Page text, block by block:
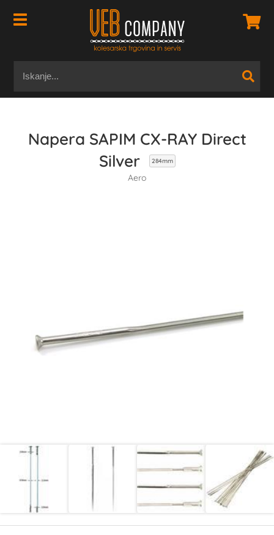
Napera SAPIM CX-RAY Direct
Silver
284mm
Aero